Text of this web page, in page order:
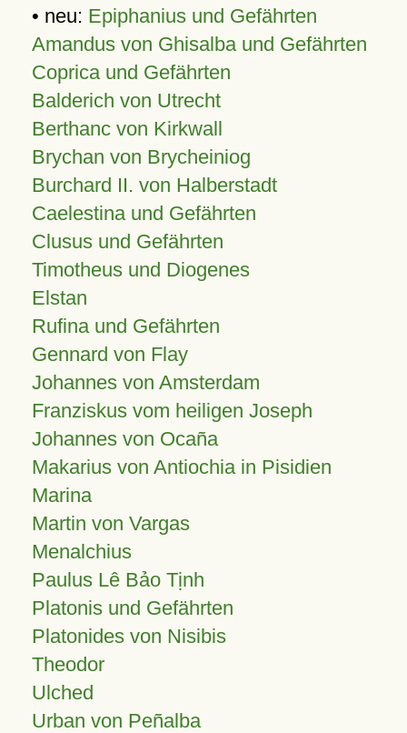
• neu: Epiphanius und Gefährten
Amandus von Ghisalba und Gefährten
Coprica und Gefährten
Balderich von Utrecht
Berthanc von Kirkwall
Brychan von Brycheiniog
Burchard II. von Halberstadt
Caelestina und Gefährten
Clusus und Gefährten
Timotheus und Diogenes
Elstan
Rufina und Gefährten
Gennard von Flay
Johannes von Amsterdam
Franziskus vom heiligen Joseph
Johannes von Ocaña
Makarius von Antiochia in Pisidien
Marina
Martin von Vargas
Menalchius
Paulus Lê Bảo Tịnh
Platonis und Gefährten
Platonides von Nisibis
Theodor
Ulched
Urban von Peñalba